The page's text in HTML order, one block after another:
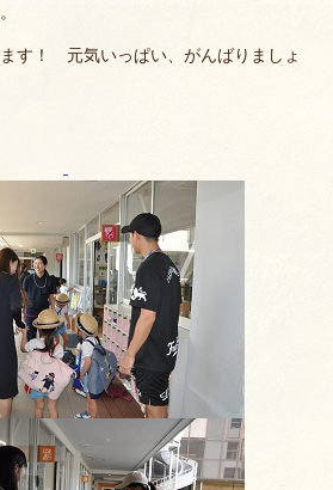
す！ 元気いっぱい、がんばりましょ